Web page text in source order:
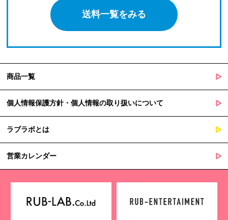
送料一覧をみる
商品一覧
個人情報保護方針・個人情報の取り扱いについて
ラブラボとは
営業カレンダー